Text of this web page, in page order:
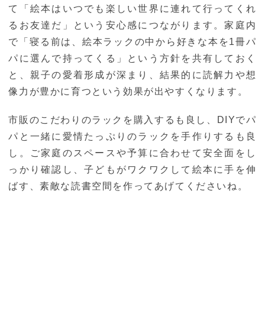
て「絵本はいつでも楽しい世界に連れて行ってくれ
るお友達だ」という安心感につながります。家庭内
で「寝る前は、絵本ラックの中から好きな本を1冊パ
パに選んで持ってくる」という方針を共有しておく
と、親子の愛着形成が深まり、結果的に読解力や想
像力が豊かに育つという効果が出やすくなります。
市販のこだわりのラックを購入するも良し、DIYでパ
パと一緒に愛情たっぷりのラックを手作りするも良
し。ご家庭のスペースや予算に合わせて安全面をし
っかり確認し、子どもがワクワクして絵本に手を伸
ばす、素敵な読書空間を作ってあげてくださいね。